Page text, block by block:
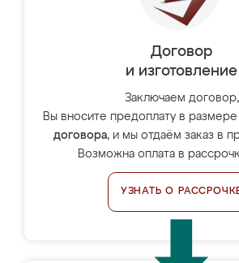
Договор
и изготовление
Заключаем договор,
Вы вносите предоплату в размере
договора, и мы отдаём заказ в
Возможна оплата в
УЗНАТЬ О